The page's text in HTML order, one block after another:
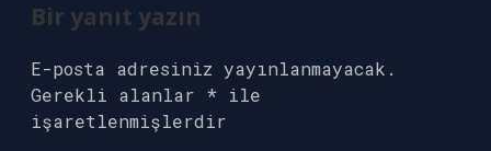
Bir yanıt yazın
E-posta adresiniz yayınlanmayacak.
Gerekli alanlar * ile
işaretlenmişlerdir